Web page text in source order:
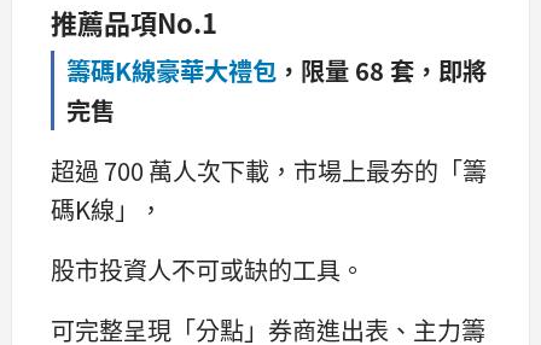
推薦品項No.1
籌碼K線豪華大禮包 ， 限量 68 套，即將
完售
超過 700 萬人次下載，市場上最夯的「籌
碼K線」，
股市投資人不可或缺的工具。
可完整呈現「分點」券商進出表、主力籌